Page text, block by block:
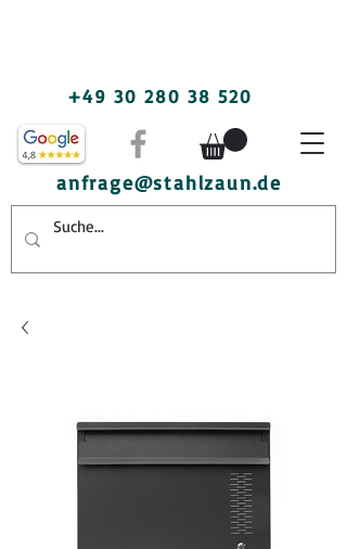
+49 30 280 38 520
anfrage@stahlzaun.de